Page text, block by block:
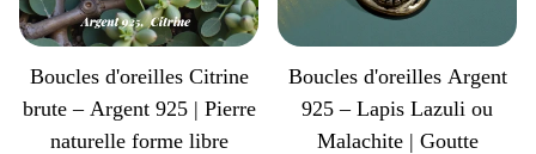
Boucles d'oreilles Citrine
brute – Argent 925 | Pierre
naturelle forme libre
Boucles d'oreilles Argent
925 – Lapis Lazuli ou
Malachite | Goutte